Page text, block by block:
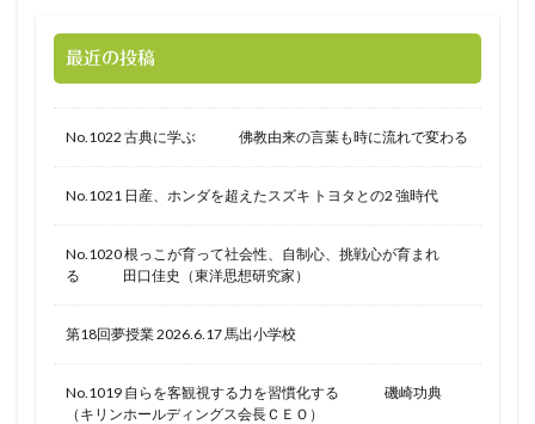
最近の投稿
No.1022 古典に学ぶ 佛教由来の言葉も時に流れで変わる
No.1021 日産、ホンダを超えたスズキ トヨタとの2 強時代
No.1020 根っこが育って社会性、自制心、挑戦心が育まれ
る 田口佳史（東洋思想研究家）
第18回夢授業 2026.6.17 馬出小学校
No.1019 自らを客観視する力を習慣化する 磯崎功典
（キリンホールディングス会長ＣＥＯ）